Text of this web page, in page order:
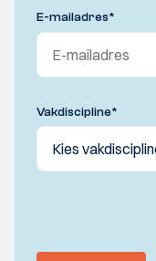
E-mailadres*
Vakdiscipline*